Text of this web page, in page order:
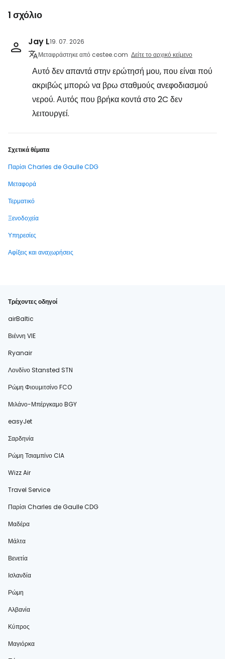
1 σχόλιο
Jay L19. 07. 2026
Μεταφράστηκε από cestee.com Δείτε το αρχικό κείμενο
Αυτό δεν απαντά στην ερώτησή μου, που είναι πού
ακριβώς μπορώ να βρω σταθμούς ανεφοδιασμού
νερού. Αυτός που βρήκα κοντά στο 2C δεν
λειτουργεί.
Σχετικά θέματα
Παρίσι Charles de Gaulle CDG
Μεταφορά
Τερματικό
Ξενοδοχεία
Υπηρεσίες
Αφίξεις και αναχωρήσεις
Τρέχοντες οδηγοί
airBaltic
Βιέννη VIE
Ryanair
Λονδίνο Stansted STN
Ρώμη Φιουμιτσίνο FCO
Μιλάνο-Μπέργκαμο BGY
easyJet
Σαρδηνία
Ρώμη Τσιαμπίνο CIA
Wizz Air
Travel Service
Παρίσι Charles de Gaulle CDG
Μαδέρα
Μάλτα
Βενετία
Ισλανδία
Ρώμη
Αλβανία
Κύπρος
Μαγιόρκα